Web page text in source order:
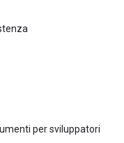
per sviluppatori